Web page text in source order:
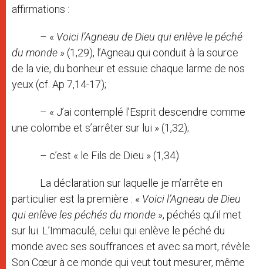
affirmations :
– « Voici l’Agneau de Dieu qui enlève le péché
du monde » (1,29), l’Agneau qui conduit à la source
de la vie, du bonheur et essuie chaque larme de nos
yeux (cf. Ap 7,14-17);
– « J’ai contemplé l’Esprit descendre comme
une colombe et s’arrêter sur lui » (1,32);
– c’est « le Fils de Dieu » (1,34).
La déclaration sur laquelle je m’arrête en
particulier est la première : « Voici l’Agneau de Dieu
qui enlève les péchés du monde », péchés qu’il met
sur lui. L’Immaculé, celui qui enlève le péché du
monde avec ses souffrances et avec sa mort, révèle
Son Cœur à ce monde qui veut tout mesurer, même